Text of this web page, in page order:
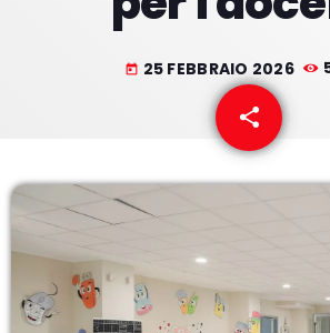
NUESTRAS FRECUENCIAS
NOTICIAS
CONTACTO
today 25 FEBBRAIO 2026
share
email